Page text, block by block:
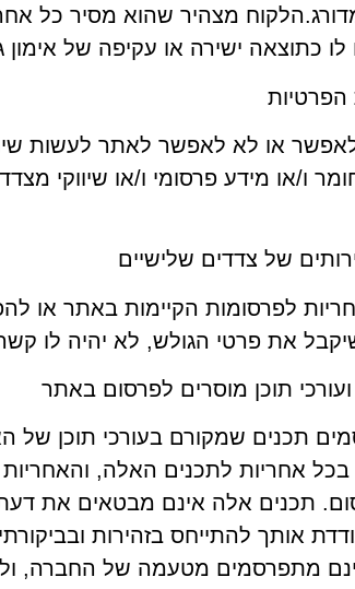
מצהיר שהוא מסיר כל
לו כתוצאה ישירה או עקיפה של
הפרטיות
או לא לאפשר לאתר לעשות
ו/או מידע פרסומי ו/או שיווקי
של צדדים שלישיים
לפרסומות הקיימות באתר או
את פרטי הגולש, לא יהיה לו קשר
תוכן מוסרים לפרסום באתר
תכנים שמקורם בעורכי תוכן של
בכל אחריות לתכנים האלה,
תכנים אלה אינם מבטאים את
אותך להתייחס בזהירות
מתפרסמים מטעמה של החברה,